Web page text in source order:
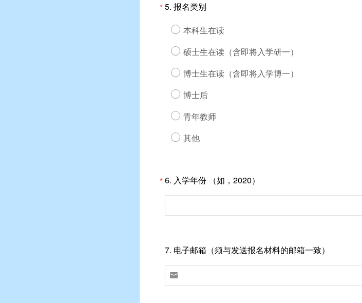
*5. 报名类别
本科生在读
硕士生在读（含即将入学研一）
博士生在读（含即将入学博一）
博士后
青年教师
其他
*6. 入学年份 （如，2020）
7. 电子邮箱（须与发送报名材料的邮箱一致）
